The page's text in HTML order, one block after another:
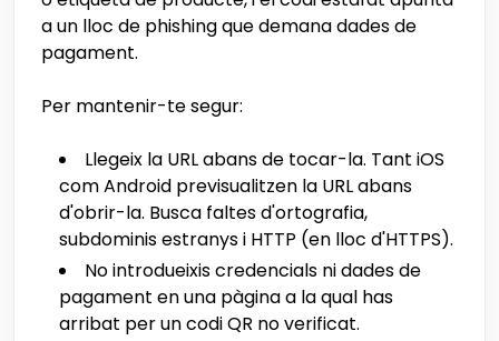
a un lloc de phishing que demana dades de
pagament.
Per mantenir-te segur:
Llegeix la URL abans de tocar-la. Tant iOS
com Android previsualitzen la URL abans
d'obrir-la. Busca faltes d'ortografia,
subdominis estranys i HTTP (en lloc d'HTTPS).
No introdueixis credencials ni dades de
pagament en una pàgina a la qual has
arribat per un codi QR no verificat.